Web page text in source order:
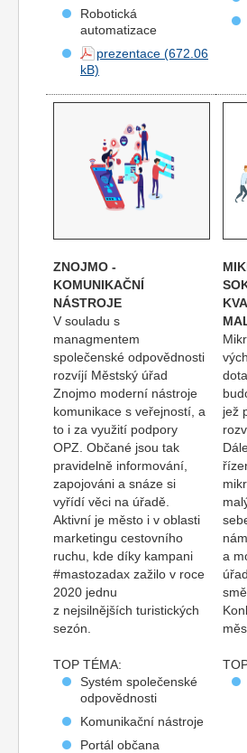
Robotická
automatizace
prezentace
ZNOJMO -
KOMUNIKAČNÍ
NÁSTROJE
V souladu s
managmentem
společenské odpovědnosti
rozvíjí Městský úřad
Znojmo moderní nástroje
komunikace s veřejností, a
to i za využití podpory
OPZ. Občané jsou tak
pravidelně informování,
zapojováni a snáze si
vyřídí věci na úřadě.
Aktivní je město i v oblasti
marketingu cestovního
ruchu, kde díky kampani
#mastozadax zažilo v roce
2020 jednu
z nejsilnějších turistických
sezón.
TOP TÉMA:
Systém společenské
odpovědnosti
Komunikační nástroje
Portál občana
jež
a